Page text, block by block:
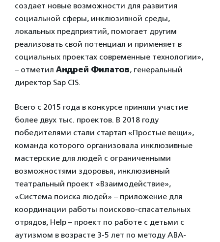
создает новые возможности для развития
социальной сферы, инклюзивной среды,
локальных предприятий, помогает другим
реализовать свой потенциал и применяет в
социальных проектах современные технологии»,
– отметил Андрей Филатов, генеральный
директор Sap CIS.
Всего с 2015 года в конкурсе приняли участие
более двух тыс. проектов. В 2018 году
победителями стали стартап «Простые вещи»,
команда которого организовала инклюзивные
мастерские для людей с ограниченными
возможностями здоровья, инклюзивный
театральный проект «Взаимодействие»,
«Система поиска людей» – приложение для
координации работы поисково-спасательных
отрядов, Help – проект по работе с детьми с
аутизмом в возрасте 3-5 лет по методу АВА-